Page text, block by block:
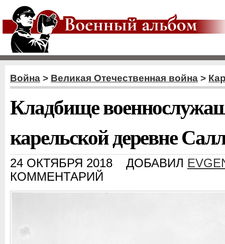
Война > Великая Отечественная война >
Кладбище
карельской деревне
24 ОКТЯБРЯ 2018 ДОБАВИЛ
КОММЕНТАРИЙ